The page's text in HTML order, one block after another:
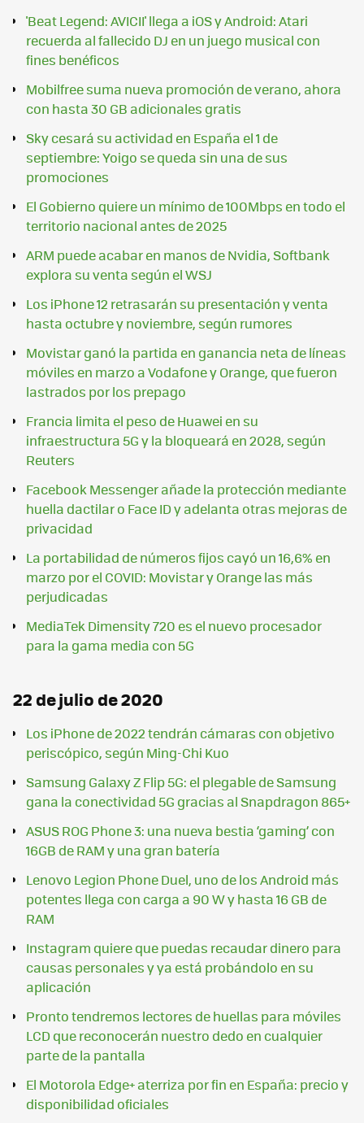
'Beat Legend: AVICII' llega a iOS y Android: Atari
recuerda al fallecido DJ en un juego musical con
fines benéficos
Mobilfree suma nueva promoción de verano, ahora
con hasta 30 GB adicionales gratis
Sky cesará su actividad en España el 1 de
septiembre: Yoigo se queda sin una de sus
promociones
El Gobierno quiere un mínimo de 100Mbps en todo el
territorio nacional antes de 2025
ARM puede acabar en manos de Nvidia, Softbank
explora su venta según el WSJ
Los iPhone 12 retrasarán su presentación y venta
hasta octubre y noviembre, según rumores
Movistar ganó la partida en ganancia neta de líneas
móviles en marzo a Vodafone y Orange, que fueron
lastrados por los prepago
Francia limita el peso de Huawei en su
infraestructura 5G y la bloqueará en 2028, según
Reuters
Facebook Messenger añade la protección mediante
huella dactilar o Face ID y adelanta otras mejoras de
privacidad
La portabilidad de números fijos cayó un 16,6% en
marzo por el COVID: Movistar y Orange las más
perjudicadas
MediaTek Dimensity 720 es el nuevo procesador
para la gama media con 5G
22 de julio de 2020
Los iPhone de 2022 tendrán cámaras con objetivo
periscópico, según Ming-Chi Kuo
Samsung Galaxy Z Flip 5G: el plegable de Samsung
gana la conectividad 5G gracias al Snapdragon 865+
ASUS ROG Phone 3: una nueva bestia ‘gaming’ con
16GB de RAM y una gran batería
Lenovo Legion Phone Duel, uno de los Android más
potentes llega con carga a 90 W y hasta 16 GB de
RAM
Instagram quiere que puedas recaudar dinero para
causas personales y ya está probándolo en su
aplicación
Pronto tendremos lectores de huellas para móviles
LCD que reconocerán nuestro dedo en cualquier
parte de la pantalla
El Motorola Edge+ aterriza por fin en España: precio y
disponibilidad oficiales